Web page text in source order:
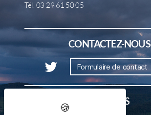
Tél. 03 29 61 50 05
CONTACTEZ-NOUS
Formulaire de contact
HORAIRES